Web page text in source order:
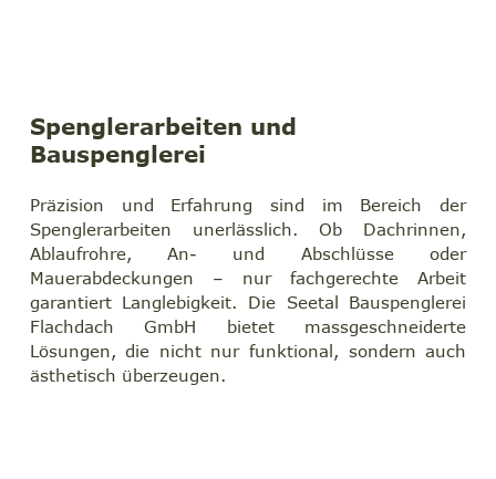
Spenglerarbeiten und
Bauspenglerei
Präzision und Erfahrung sind im Bereich der
Spenglerarbeiten unerlässlich. Ob Dachrinnen,
Ablaufrohre, An- und Abschlüsse oder
Mauerabdeckungen – nur fachgerechte Arbeit
garantiert Langlebigkeit. Die Seetal Bauspenglerei
Flachdach GmbH bietet massgeschneiderte
Lösungen, die nicht nur funktional, sondern auch
ästhetisch überzeugen.